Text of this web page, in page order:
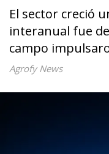
El sector creció
interanual fue
campo
Agrofy News